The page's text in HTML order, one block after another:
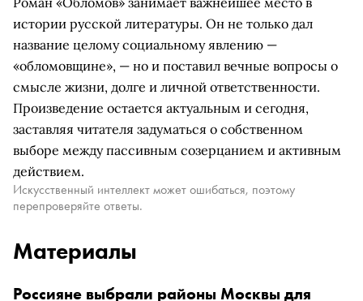
истории русской литературы. Он не только дал
название целому социальному явлению —
«обломовщине», — но и поставил вечные вопросы о
смысле жизни, долге и личной ответственности.
Произведение остается актуальным и сегодня,
заставляя читателя задуматься о собственном
выборе между пассивным созерцанием и активным
действием.
Искусственный интеллект может ошибаться, поэтому
перепроверяйте ответы.
Материалы
Россияне выбрали районы Москвы для